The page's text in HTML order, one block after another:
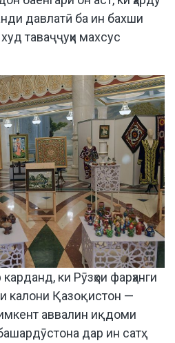
давлатӣ ба ин бахши
таваҷҷуҳи махсус
ки Рӯзҳои фарҳанги
калони Қазоқистон —
аввалин иқдоми
дар ин сатҳ